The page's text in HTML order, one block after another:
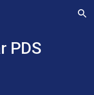
Skip to navigation
PDS